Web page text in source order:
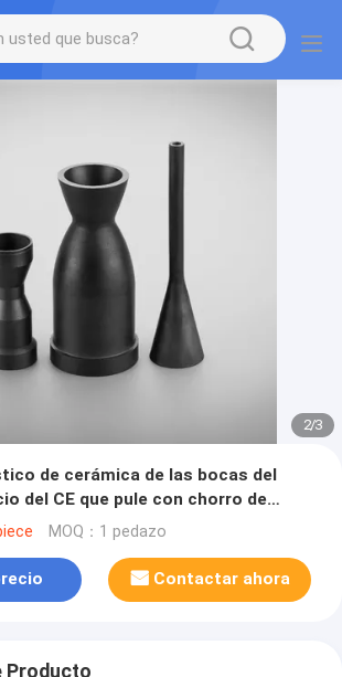
2/3
de cerámica de las bocas del
del CE que pule con chorro de
MOQ：1 pedazo
Contactar ahora
Producto